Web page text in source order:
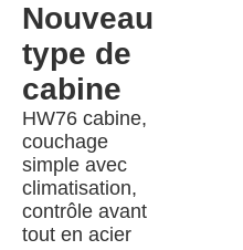
Nouveau
type de
cabine
HW76 cabine,
couchage
simple avec
climatisation,
contrôle avant
tout en acier